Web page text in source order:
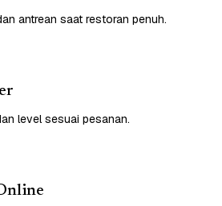
antrean saat restoran penuh.
level sesuai pesanan.